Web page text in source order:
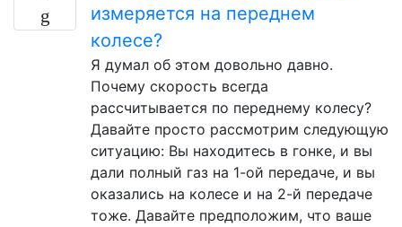
измеряется на переднем
колесе?
Я думал об этом довольно давно.
Почему скорость всегда
рассчитывается по переднему колесу?
Давайте просто рассмотрим следующую
ситуацию: Вы находитесь в гонке, и вы
дали полный газ на 1-ой передаче, и вы
оказались на колесе и на 2-й передаче
тоже. Давайте предположим, что ваше